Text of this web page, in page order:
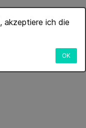
akzeptiere ich die
OK